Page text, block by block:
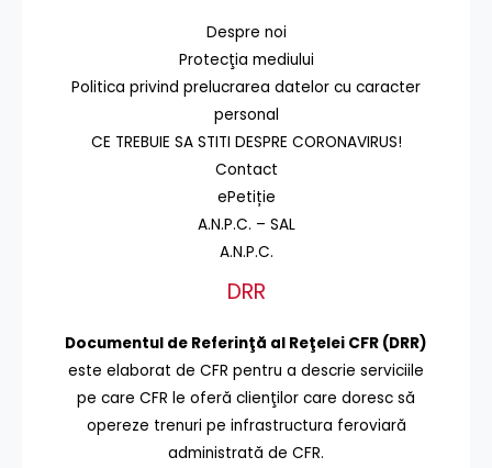
Despre noi
Protecţia mediului
Politica privind prelucrarea datelor cu caracter
personal
CE TREBUIE SA STITI DESPRE CORONAVIRUS!
Contact
ePetiție
A.N.P.C. – SAL
A.N.P.C.
DRR
Documentul de Referinţă al Reţelei CFR (DRR)
este elaborat de CFR pentru a descrie serviciile
pe care CFR le oferă clienţilor care doresc să
opereze trenuri pe infrastructura feroviară
administrată de CFR.